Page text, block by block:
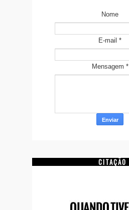
Nome
E-mail *
Mensagem *
CITAÇÃO